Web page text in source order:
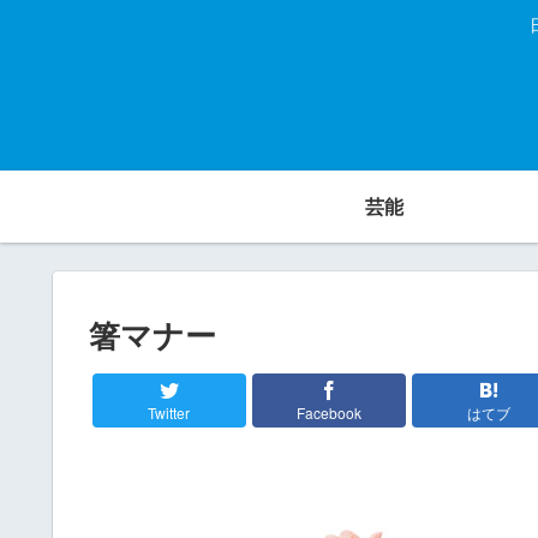
芸能
箸マナー
Twitter Facebook はてブ